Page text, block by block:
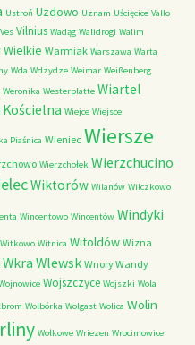
Ustroń Uzdowo Uznam Uścięcice Vallo
Ves Vilnius Wadąg Walidrogi Walim
Wielkie Warmiak Warszawa Warta
Wda Wdzydze Weimar Weißenberg
Weronika Westerplatte Wiartel
Wiejce Wiejsce
Piaśnica Wieniec Wiersze
Wierzchołek Wierzchucino
Wiktorów Wilanów Wilczkowo
Wincentowo Wincentów Windyki
Witkowo Witnica Witoldów Wizna
Wkra Wlewsk Wnory Wandy
Wojszczyce Wojszki Wola
Wolbórka Wolgast Wolica Wolin
Wołkowe Wriezen Wrocimowice